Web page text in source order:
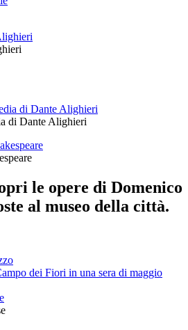
di Dante Alighieri
le opere di Domenico
al museo della città.
dei Fiori in una sera di maggio